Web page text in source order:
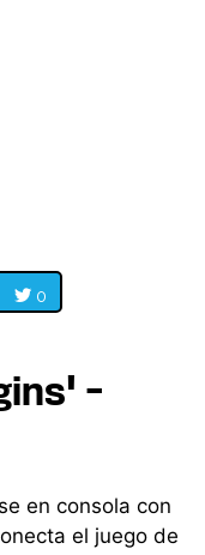
0
-
en consola con
el juego de